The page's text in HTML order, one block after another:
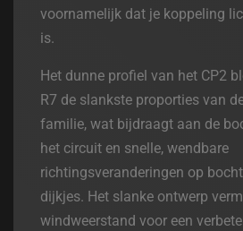
voornamelijk dat je koppeling
is.
Het dunne profiel van het CP2
R7 de slankste proporties van
familie, wat bijdraagt aan de
het circuit en snelle, wendbare
richtingsveranderingen op
dijkjes. Het slanke ontwerp
windweerstand voor een